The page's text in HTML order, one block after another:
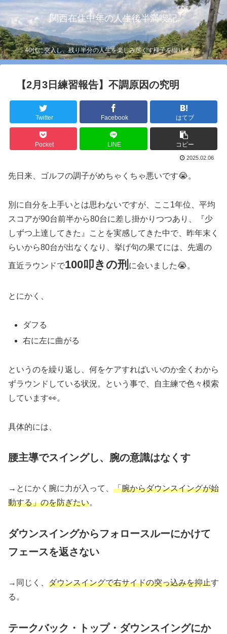
関西在住中年の人生後半満喫記
40代に突入し、残り半分の人生を楽しみ尽くす様子を綴ります。
【2月3日練習報告】不調原因の究明
Twitter Facebook はてブ
Pocket LINE コピー
2025.02.06
先日来、ゴルフの調子がめちゃくちゃ悪いです😭。
別に自分を上手いとは思わないですが、ここ1年位、平均
スコアが90台前半から80台に差し掛かりつつあり、『少
しずつ上達してきた』ことを実感してきた中で、昨年末く
らいから80台が出なくなり、挙げ句の果てには、先週の
直近ラウンドで100叩きの刑 に会いました😭。
とにかく、
ダフる
右に左に曲がる
というのを繰り返し、何をケアすればいいのか全くわから
ずラウンドしている状況。という事で、自主練で色々模索
しています👀。
具体的には、
腰主導でスイングし、腕の意識はなくす
→とにかく腕に力が入って、 「腕からダウンスイングが始
動する」のを防ぎたい。
ダウンスイングからフォロースルーにかけて
フェースを返さない
→同じく、 ダウンスイングで右サイドの突っ込みを抑止す
る。
テークバック・トップ・ダウンスイングにか